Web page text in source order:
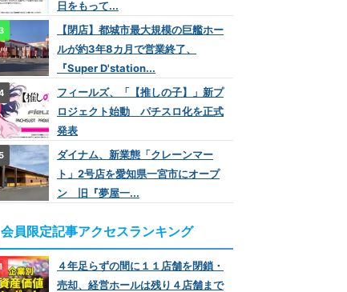
日をもって...
【閉店】都城市最大規模の巨艦ホー
ルが約3年8カ月で営業終了、
『Super D'station...
フィールズ、「【推しの子】」新プ
ロジェクト始動 パチスロ化を正式
発表
ダイナム、新業態「クレーンマー
ト」2号店を愛知県一宮市にオープ
ン 旧『夢屋一...
会員限定記事アクセスランキング
４年足らずの間に１１店舗を閉鎖・
売却、経営ホールは残り４店舗まで